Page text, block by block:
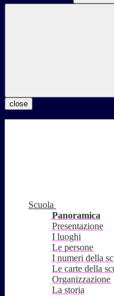
close
Scuola
Panoramica
Presentazione
I luoghi
Le persone
I numeri della
Le carte della
Organizzazione
La storia